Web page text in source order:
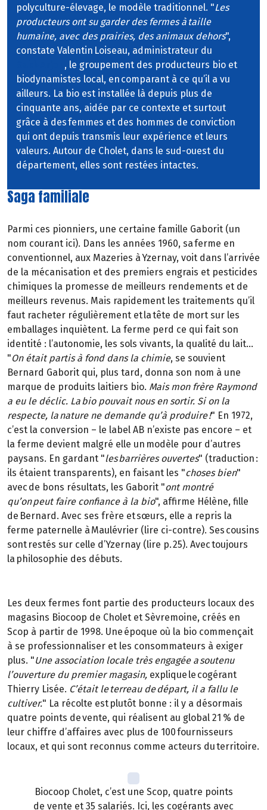
polyculture-élevage, le modèle traditionnel. "Les
producteurs ont su garder des fermes à taille
humaine, avec des prairies, des animaux dehors",
constate Valentin Loiseau, administrateur du
, le groupement des producteurs bio et
biodynamistes local, en comparant à ce qu’il a vu
ailleurs. La bio est installée là depuis plus de
cinquante ans, aidée par ce contexte et surtout
grâce à des femmes et des hommes de conviction
qui ont depuis transmis leur expérience et leurs
valeurs. Autour de Cholet, dans le sud-ouest du
département, elles sont restées intactes.
Saga familiale
Parmi ces pionniers, une certaine famille Gaborit (un
nom courant ici). Dans les années 1960, sa ferme en
conventionnel, aux Mazeries à Yzernay, voit dans l’arrivée
de la mécanisation et des premiers engrais et pesticides
chimiques la promesse de meilleurs rendements et de
meilleurs revenus. Mais rapidement les traitements qu’il
faut racheter régulièrement et la tête de mort sur les
emballages inquiètent. La ferme perd ce qui fait son
identité : l’autonomie, les sols vivants, la qualité du lait…
"On était partis à fond dans la chimie, se souvient
Bernard Gaborit qui, plus tard, donna son nom à une
marque de produits laitiers bio. Mais mon frère Raymond
a eu le déclic. La bio pouvait nous en sortir. Si on la
respecte, la nature ne demande qu’à produire !" En 1972,
c’est la conversion – le label AB n’existe pas encore – et
la ferme devient malgré elle un modèle pour d’autres
paysans. En gardant "les barrières ouvertes" (traduction :
ils étaient transparents), en faisant les "choses bien"
avec de bons résultats, les Gaborit "ont montré
qu’on peut faire confiance à la bio", affirme Hélène, fille
de Bernard. Avec ses frère et sœurs, elle a repris la
ferme paternelle à Maulévrier (lire ci-contre). Ses cousins
sont restés sur celle d’Yzernay (lire p. 25). Avec toujours
la philosophie des débuts.
Les deux fermes font partie des producteurs locaux des
magasins Biocoop de Cholet et Sèvremoine, créés en
Scop à partir de 1998. Une époque où la bio commençait
à se professionnaliser et les consommateurs à exiger
plus. "Une association locale très engagée a soutenu
l’ouverture du premier magasin, explique le cogérant
Thierry Lisée. C’était le terreau de départ, il a fallu le
cultiver." La récolte est plutôt bonne : il y a désormais
quatre points de vente, qui réalisent au global 21 % de
leur chiffre d’affaires avec plus de 100 fournisseurs
locaux, et qui sont reconnus comme acteurs du territoire.
Biocoop Cholet, c’est une Scop, quatre points
de vente et 35 salariés. Ici, les cogérants avec